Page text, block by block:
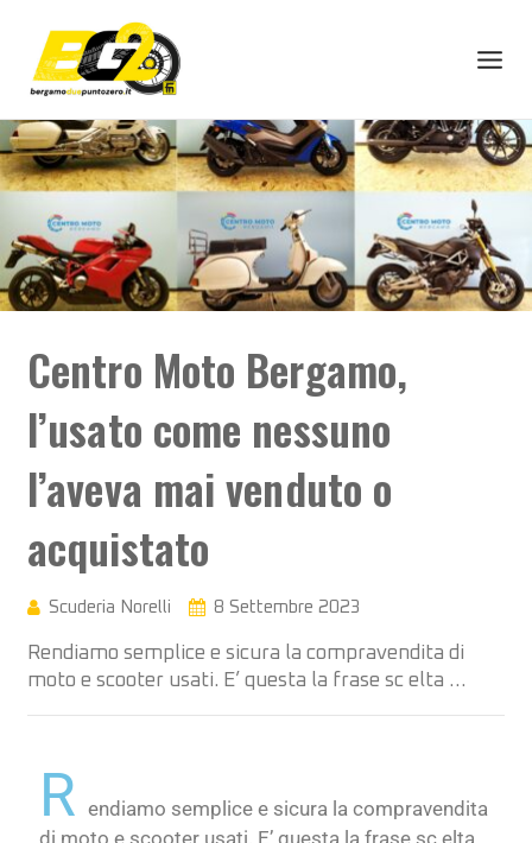
Centro Moto Bergamo,
l’usato come nessuno
l’aveva mai venduto o
acquistato
Scuderia Norelli 8 Settembre 2023
Rendiamo semplice e sicura la compravendita di
moto e scooter usati. E’ questa la frase sc elta …
R endiamo semplice e sicura la compravendita